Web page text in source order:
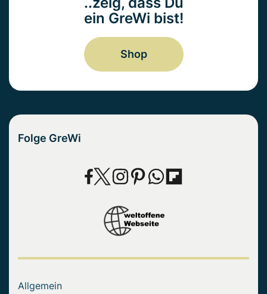
ein GreWi bist!
Shop
Folge GreWi
Allgemein